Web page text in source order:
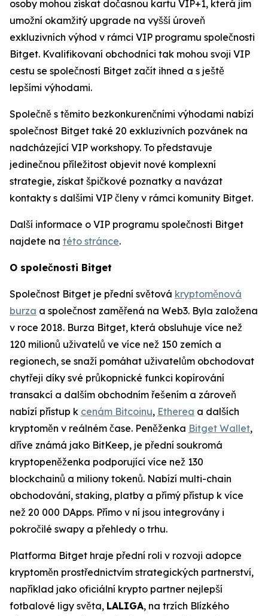
osoby mohou získat dočasnou kartu VIP+1, která jim
umožní okamžitý upgrade na vyšší úroveň
exkluzivních výhod v rámci VIP programu společnosti
Bitget. Kvalifikovaní obchodníci tak mohou svoji VIP
cestu se společností Bitget začít ihned a s ještě
lepšími výhodami.
Společně s těmito bezkonkurenčními výhodami nabízí
společnost Bitget také 20 exkluzivních pozvánek na
nadcházející VIP workshopy. To představuje
jedinečnou příležitost objevit nové komplexní
strategie, získat špičkové poznatky a navázat
kontakty s dalšími VIP členy v rámci komunity Bitget.
Další informace o VIP programu společnosti Bitget
najdete na této stránce.
O společnosti Bitget
Společnost Bitget je přední světová kryptoměnová
burza a společnost zaměřená na Web3. Byla založena
v roce 2018. Burza Bitget, která obsluhuje více než
120 milionů uživatelů ve více než 150 zemích a
regionech, se snaží pomáhat uživatelům obchodovat
chytřeji díky své průkopnické funkci kopírování
transakcí a dalším obchodním řešením a zároveň
nabízí přístup k cenám Bitcoinu, Etherea a dalších
kryptoměn v reálném čase. Peněženka Bitget Wallet,
dříve známá jako BitKeep, je přední soukromá
kryptopeněženka podporující více než 130
blockchainů a miliony tokenů. Nabízí multi-chain
obchodování, staking, platby a přímý přístup k více
než 20 000 DApps. Přímo v ní jsou integrovány i
pokročilé swapy a přehledy o trhu.
Platforma Bitget hraje přední roli v rozvoji adopce
kryptoměn prostřednictvím strategických partnerství,
například jako oficiální krypto partner nejlepší
fotbalové ligy světa, LALIGA, na trzích Blízkého